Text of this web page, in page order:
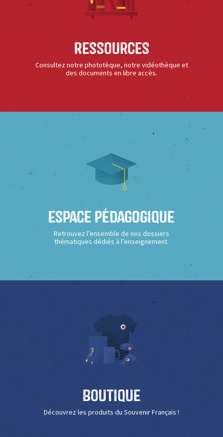
Ressources
Consultez notre phototèque, notre vidéothèque et
des documents en libre accès.
Espace Pédagogique
Retrouvez l’ensemble de nos dossiers
thématiques dédiés à l’enseignement.
Boutique
Découvrez les produits du Souvenir Français !